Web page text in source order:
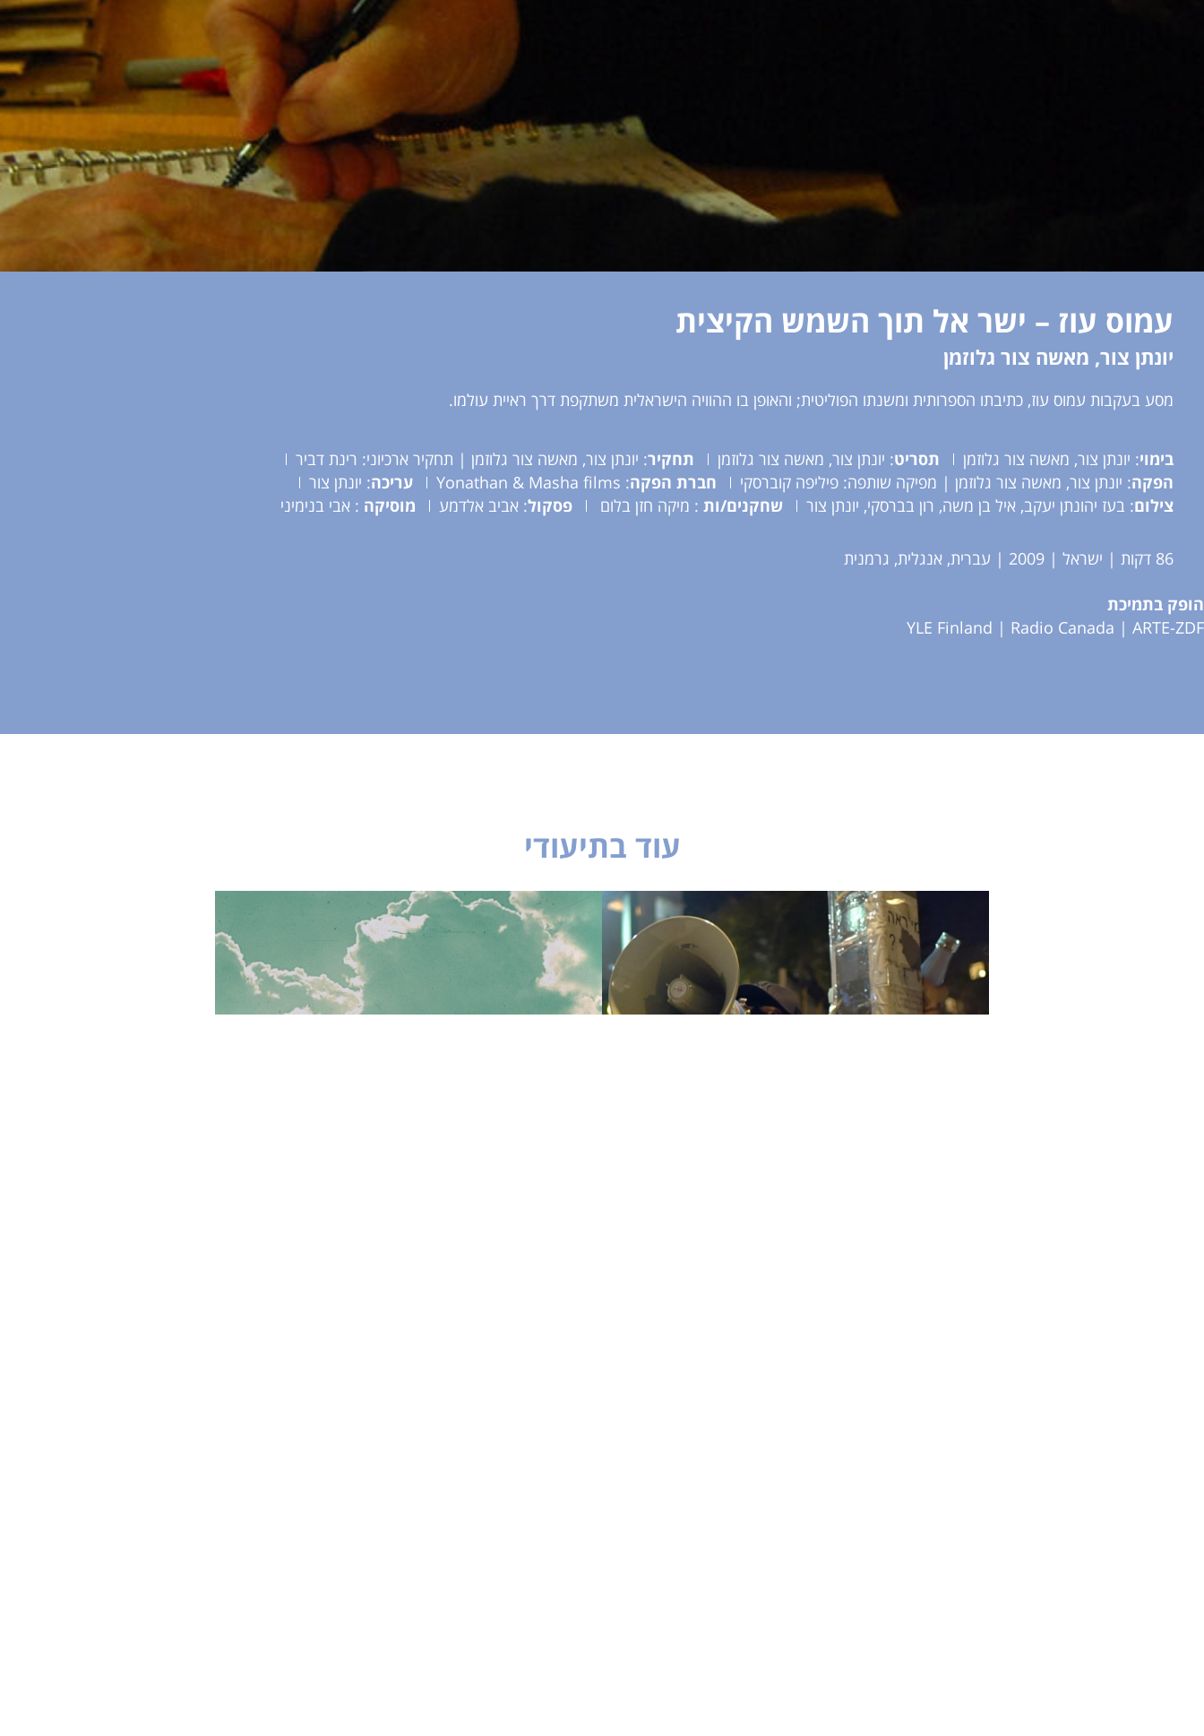
עמוס עוז – ישר אל תוך השמש הקיצית
יונתן צור, מאשה צור גלוזמן
מסע בעקבות עמוס עוז, כתיבתו הספרותית ומשנתו הפוליטית; והאופן בו ההוויה הישראלית משתקפת דרך ראיית עולמו.
בימוי: יונתן צור, מאשה צור גלוזמן תסריט: יונתן צור, מאשה צור גלוזמן תחקיר: יונתן צור, מאשה צור גלוזמן | תחקיר ארכיוני: רינת דביר
הפקה: יונתן צור, מאשה צור גלוזמן | מפיקה שותפה: פיליפה קוברסקי חברת הפקה: Yonathan & Masha films עריכה: יונתן צור
צילום: בעז יהונתן יעקב, איל בן משה, רון בברסקי, יונתן צור שחקנים/ות : מיקה חזן בלום פסקול: אביב אלדמע מוסיקה : אבי בנימיני
86 דקות | ישראל | 2009 | עברית, אנגלית, גרמנית
הופק בתמיכת
ARTE-ZDF |
Radio Canada |
YLE Finland
עוד בתיעודי